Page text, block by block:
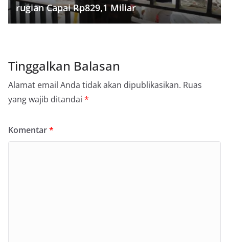
rugian Capai Rp829,1 Miliar
Tinggalkan Balasan
Alamat email Anda tidak akan dipublikasikan. Ruas
yang wajib ditandai *
Komentar*